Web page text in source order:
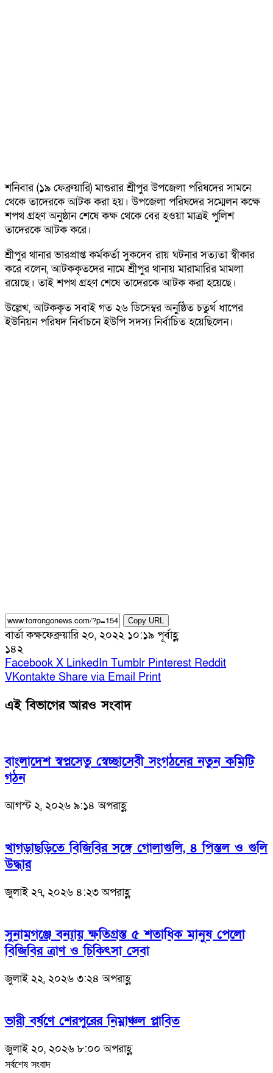
শনিবার (১৯ ফেব্রুয়ারি) মাগুরার শ্রীপুর উপজেলা পরিষদের সামনে
থেকে তাদেরকে আটক করা হয়। উপজেলা পরিষদের সম্মেলন কক্ষে
শপথ গ্রহণ অনুষ্ঠান শেষে কক্ষ থেকে বের হওয়া মাত্রই পুলিশ
তাদেরকে আটক করে।
শ্রীপুর থানার ভারপ্রাপ্ত কর্মকর্তা সুকদেব রায় ঘটনার সত্যতা স্বীকার
করে বলেন, আটককৃতদের নামে শ্রীপুর থানায় মারামারির মামলা
রয়েছে। তাই শপথ গ্রহণ শেষে তাদেরকে আটক করা হয়েছে।
উল্লেখ, আটককৃত সবাই গত ২৬ ডিসেম্বর অনুষ্ঠিত চতুর্থ ধাপের
ইউনিয়ন পরিষদ নির্বাচনে ইউপি সদস্য নির্বাচিত হয়েছিলেন।
Copy URL
বার্তা কক্ষফেব্রুয়ারি ২০, ২০২২ ১০:১৯ পূর্বাহ্ণ
১৪২
Facebook X LinkedIn Tumblr Pinterest Reddit
VKontakte Share via Email Print
এই বিভাগের আরও সংবাদ
বাংলাদেশ স্বপ্নসেতু স্বেচ্ছাসেবী সংগঠনের নতুন কমিটি
গঠন
আগস্ট ২, ২০২৬ ৯:১৪ অপরাহ্ণ
খাগড়াছড়িতে বিজিবির সঙ্গে গোলাগুলি, ৪ পিস্তল ও গুলি
উদ্ধার
জুলাই ২৭, ২০২৬ ৪:২৩ অপরাহ্ণ
সুনামগঞ্জে বন্যায় ক্ষতিগ্রস্ত ৫ শতাধিক মানুষ পেলো
বিজিবির ত্রাণ ও চিকিৎসা সেবা
জুলাই ২২, ২০২৬ ৩:২৪ অপরাহ্ণ
ভারী বর্ষণে শেরপুরের নিম্নাঞ্চল প্লাবিত
জুলাই ২০, ২০২৬ ৮:০০ অপরাহ্ণ
সর্বশেষ সংবাদ